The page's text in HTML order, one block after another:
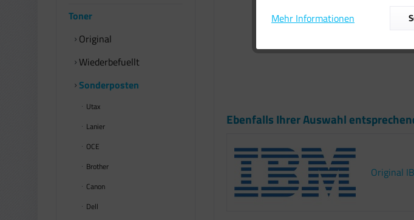
Toner
Original
Wiederbefuellt
Sonderposten
Utax
Lanier
OCE
Brother
Canon
Dell
Ebenfalls Ihrer Auswahl
Original
Mehr Informationen